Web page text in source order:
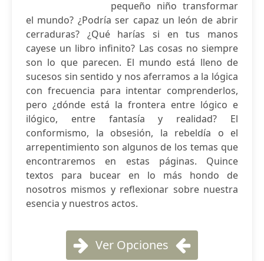
pequeño niño transformar
el mundo? ¿Podría ser capaz un león de abrir
cerraduras? ¿Qué harías si en tus manos
cayese un libro infinito? Las cosas no siempre
son lo que parecen. El mundo está lleno de
sucesos sin sentido y nos aferramos a la lógica
con frecuencia para intentar comprenderlos,
pero ¿dónde está la frontera entre lógico e
ilógico, entre fantasía y realidad? El
conformismo, la obsesión, la rebeldía o el
arrepentimiento son algunos de los temas que
encontraremos en estas páginas. Quince
textos para bucear en lo más hondo de
nosotros mismos y reflexionar sobre nuestra
esencia y nuestros actos.
Ver Opciones